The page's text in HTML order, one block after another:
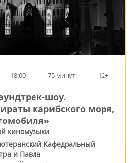
18:00 75 минут 12+
шоу.
карибского моря,
киномузыки
Кафедральный
и Павла